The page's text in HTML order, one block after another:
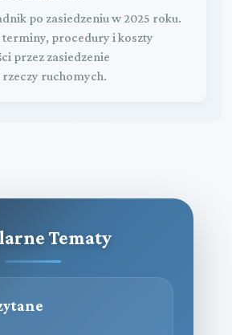
po zasiedzeniu w 2025 roku.
terminy, procedury i koszty
przez zasiedzenie
ruchomych.
Tematy